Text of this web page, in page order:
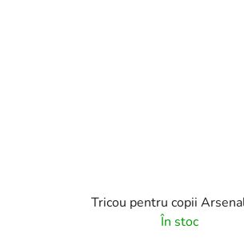
Tricou pentru copii
În stoc